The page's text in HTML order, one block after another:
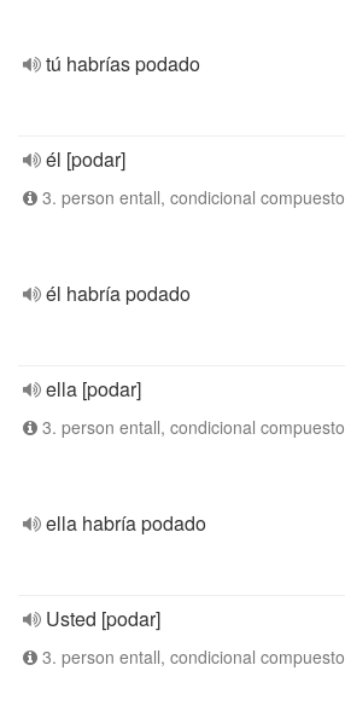
tú habrías podado
él [podar]
3. person entall, condicional compuesto
él habría podado
ella [podar]
3. person entall, condicional compuesto
ella habría podado
Usted [podar]
3. person entall, condicional compuesto